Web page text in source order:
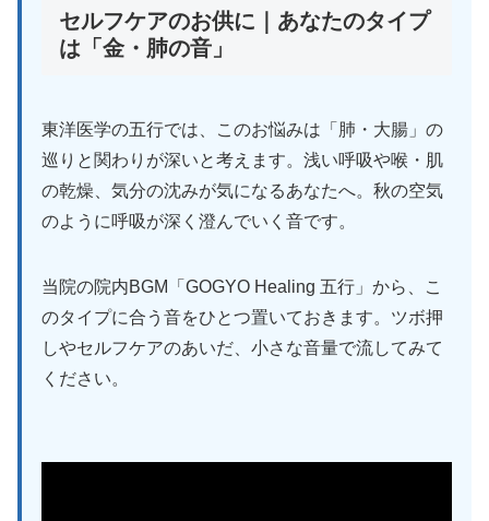
セルフケアのお供に｜あなたのタイプ
は「金・肺の音」
東洋医学の五行では、このお悩みは「肺・大腸」の
巡りと関わりが深いと考えます。浅い呼吸や喉・肌
の乾燥、気分の沈みが気になるあなたへ。秋の空気
のように呼吸が深く澄んでいく音です。
当院の院内BGM「GOGYO Healing 五行」から、こ
のタイプに合う音をひとつ置いておきます。ツボ押
しやセルフケアのあいだ、小さな音量で流してみて
ください。